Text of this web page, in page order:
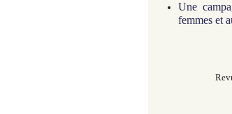
Une
femmes et